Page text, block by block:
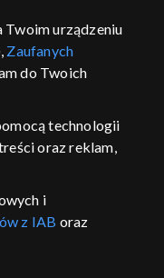
Twoim urządzeniu
Zaufanych
do Twoich
technologii
oraz reklam,
i
z IAB oraz
pomiaru